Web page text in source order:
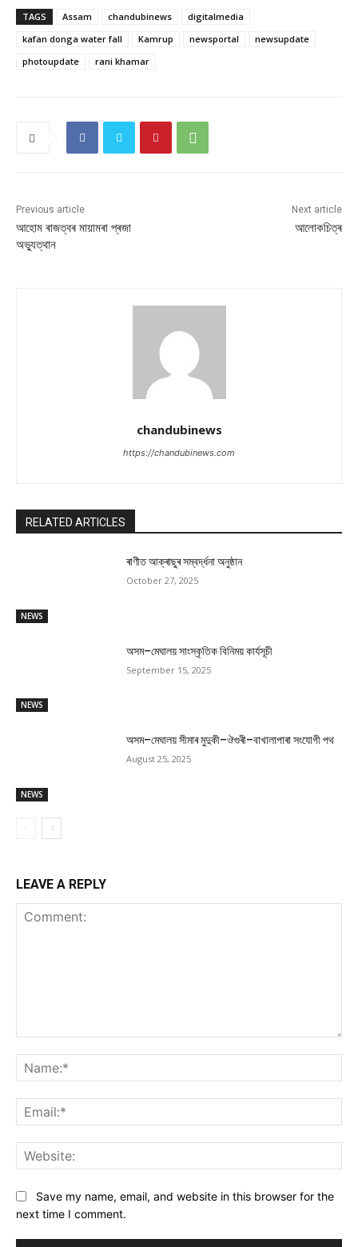
TAGS Assam chandubinews
digitalmedia
kafan donga water fall
Kamrup newsportal
newsupdate
photoupdate
rani khamar
Previous article
আহোম ৰাজত্বৰ মায়ামৰা প্ৰজা
অভ্যুত্থান
Next article
আলোকচিত্ৰ
chandubinews
https://chandubinews.com
RELATED ARTICLES
NEWS
ৰাণীত আক্ৰাছুৰ সম্বৰ্দ্ধনা অনুষ্ঠান
October 27, 2025
NEWS
অসম–মেঘালয় সাংস্কৃতিক বিনিময় কাৰ্যসূচী
September 15, 2025
NEWS
অসম–মেঘালয় সীমাৰ মুদুকী–ঔগুৰী–বাখালাপাৰা সংযোগী পথ
August 25, 2025
LEAVE A REPLY
Save my name, email, and website in this browser for the
next time I comment.